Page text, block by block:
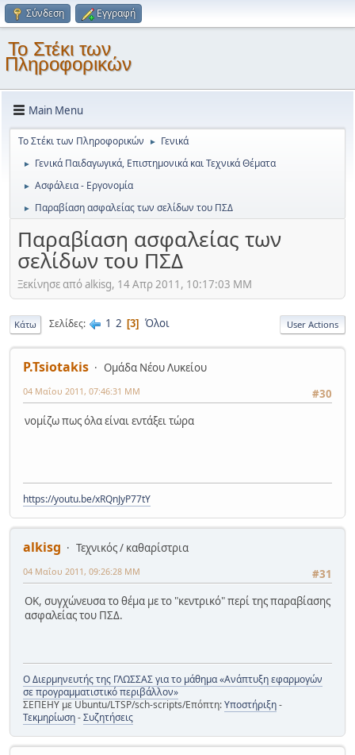
Σύνδεση Εγγραφή
Το Στέκι των
Πληροφορικών
Main Menu
Το Στέκι των Πληροφορικών ► Γενικά
► Γενικά Παιδαγωγικά, Επιστημονικά και Τεχνικά Θέματα
► Ασφάλεια - Εργονομία
► Παραβίαση ασφαλείας των σελίδων του ΠΣΔ
Παραβίαση ασφαλείας των
σελίδων του ΠΣΔ
Ξεκίνησε από alkisg, 14 Απρ 2011, 10:17:03 ΜΜ
Κάτω Σελίδες 1 2 3 Όλοι User Actions
P.Tsiotakis
Ομάδα Νέου Λυκείου
#30
04 Μαΐου 2011, 07:46:31 ΜΜ
νομίζω πως όλα είναι εντάξει τώρα
https://youtu.be/xRQnJyP77tY
alkisg
Τεχνικός / καθαρίστρια
#31
04 Μαΐου 2011, 09:26:28 ΜΜ
ΟΚ, συγχώνευσα το θέμα με το "κεντρικό" περί της παραβίασης
ασφαλείας του ΠΣΔ.
Ο Διερμηνευτής της ΓΛΩΣΣΑΣ για το μάθημα «Ανάπτυξη εφαρμογών
σε προγραμματιστικό περιβάλλον»
ΣΕΠΕΗΥ με Ubuntu/LTSP/sch-scripts/Επόπτη:Υποστήριξη-
Τεκμηρίωση-Συζητήσεις